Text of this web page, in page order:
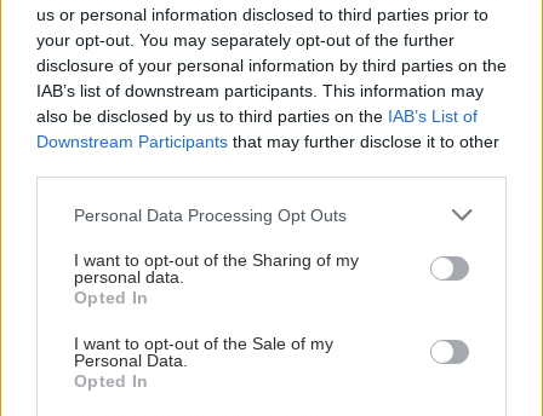
us or personal information disclosed to third parties prior to
your opt-out. You may separately opt-out of the further
disclosure of your personal information by third parties on the
IAB’s list of downstream participants. This information may
also be disclosed by us to third parties on the IAB’s List of
Downstream Participants that may further disclose it to other
Please note that this website/app uses one or more Google
not limited to your visit or usage behaviour. You may click to
grant or deny consent to Google and its third-party tags to
use your data for below specified purposes in below Google
consent section.
Personal Data Processing Opt Outs
I want to opt-out of the Sharing of my
personal data.
Opted In
I want to opt-out of the Sale of my
Personal Data.
Opted In
Μαγειρικά σκεύη και υγεία: Τι δείχνουν οι νέες
μελέτες
Φρούτα, σακχαρώδης διαβήτης και καλοκαίρι